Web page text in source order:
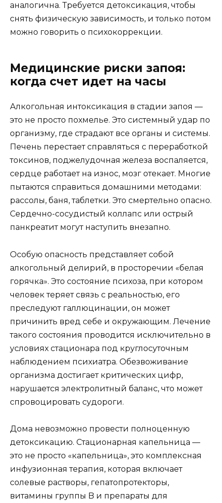
аналогична. Требуется детоксикация, чтобы
снять физическую зависимость, и только потом
можно говорить о психокоррекции.
Медицинские риски запоя:
когда счет идет на часы
Алкогольная интоксикация в стадии запоя —
это не просто похмелье. Это системный удар по
организму, где страдают все органы и системы.
Печень перестает справляться с переработкой
токсинов, поджелудочная железа воспаляется,
сердце работает на износ, мозг отекает. Многие
пытаются справиться домашними методами:
рассолы, баня, таблетки. Это смертельно опасно.
Сердечно-сосудистый коллапс или острый
панкреатит могут наступить внезапно.
Особую опасность представляет собой
алкогольный делирий, в просторечии «белая
горячка». Это состояние психоза, при котором
человек теряет связь с реальностью, его
преследуют галлюцинации, он может
причинить вред себе и окружающим. Лечение
такого состояния проводится исключительно в
условиях стационара под круглосуточным
наблюдением психиатра. Обезвоживание
организма достигает критических цифр,
нарушается электролитный баланс, что может
спровоцировать судороги.
Дома невозможно провести полноценную
детоксикацию. Стационарная капельница —
это не просто «капельница», это комплексная
инфузионная терапия, которая включает
солевые растворы, гепатопротекторы,
витамины группы B и препараты для